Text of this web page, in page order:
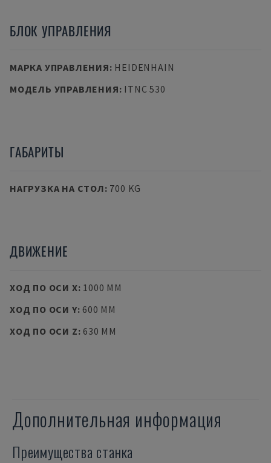
БЛОК УПРАВЛЕНИЯ
МАРКА УПРАВЛЕНИЯ: HEIDENHAIN
МОДЕЛЬ УПРАВЛЕНИЯ: ITNC 530
ГАБАРИТЫ
НАГРУЗКА НА СТОЛ: 700 KG
ДВИЖЕНИЕ
ХОД ПО ОСИ X: 1000 MM
ХОД ПО ОСИ Y: 600 MM
ХОД ПО ОСИ Z: 630 MM
Дополнительная информация
Преимущества станка